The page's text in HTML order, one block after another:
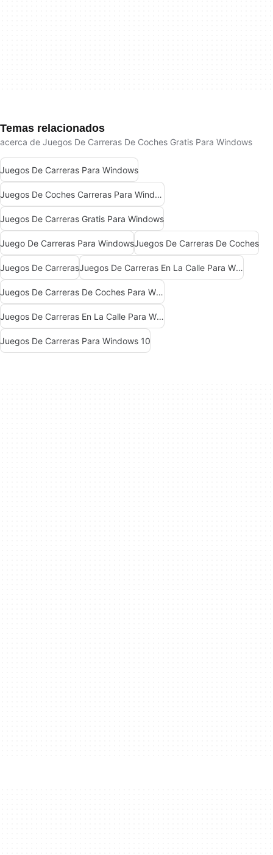
Temas relacionados
acerca de Juegos De Carreras De Coches Gratis Para Windows
Juegos De Carreras Para Windows
Juegos De Coches Carreras Para Windows
Juegos De Carreras Gratis Para Windows
Juego De Carreras Para WindowsJuegos De Carreras De Coches
Juegos De Carreras Juegos De Carreras En La Calle Para Windows
Juegos De Carreras De Coches Para Windows 10
Juegos De Carreras En La Calle Para Windows Gratis
Juegos De Carreras Para Windows 10